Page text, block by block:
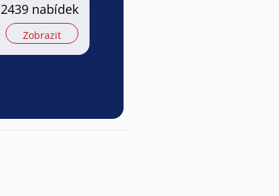
2439 nabídek
Zobrazit